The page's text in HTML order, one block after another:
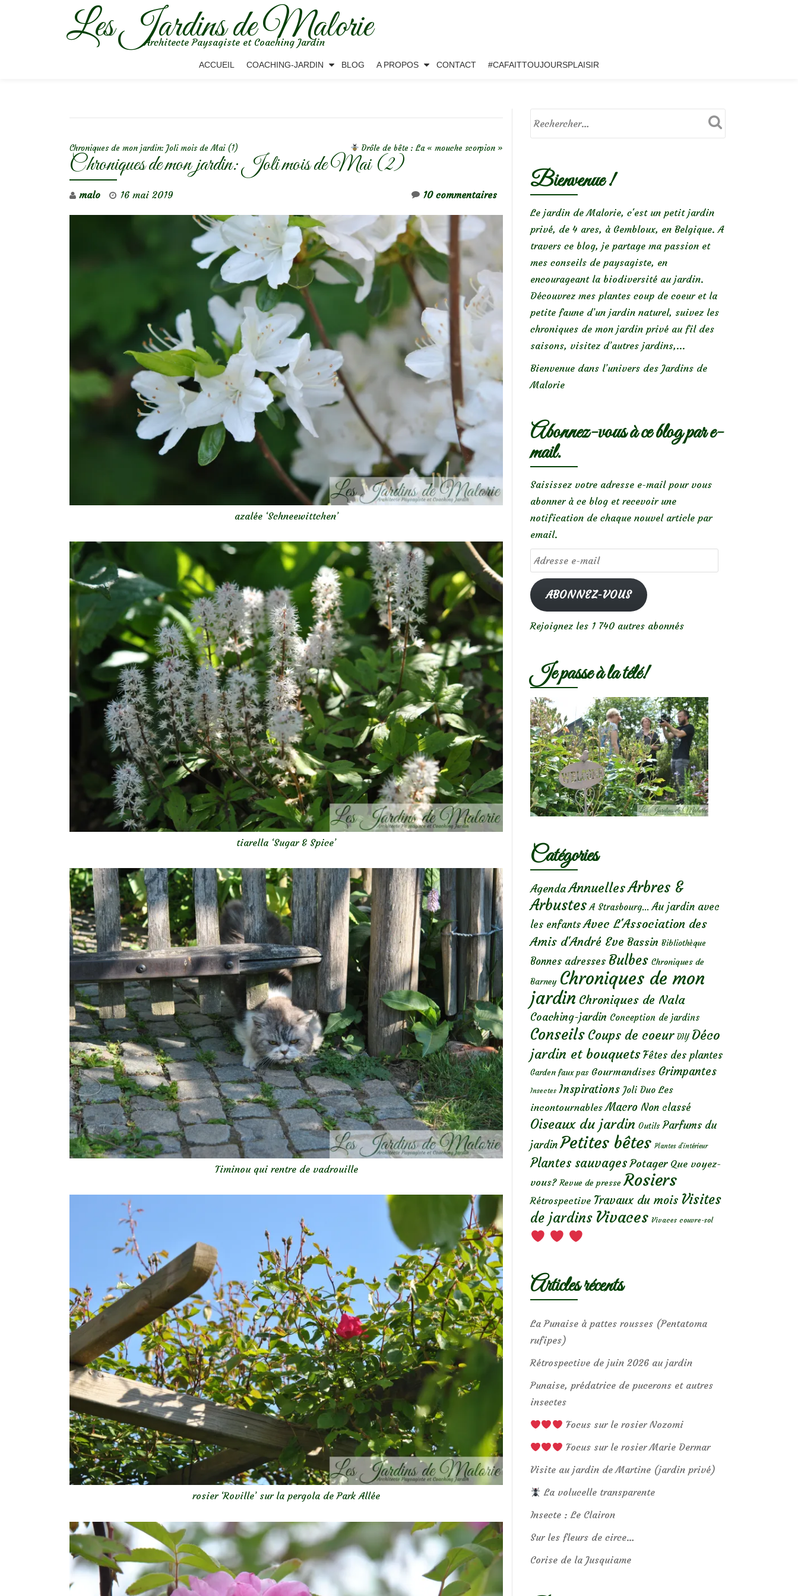
Les Jardins de Malorie
Architecte Paysagiste et Coaching Jardin
ACCUEIL COACHING-JARDIN BLOG A PROPOS CONTACT #CAFAITTOUJOURSPLAISIR
Chroniques de mon jardin: Joli mois de Mai (1) Drôle de bête : La « mouche scorpion »
Chroniques de mon jardin: Joli mois de Mai (2)
malo 16 mai 2019 10 commentaires
azalée ‘Schneewittchen’
tiarella ‘Sugar & Spice’
Timinou qui rentre de vadrouille
rosier ‘Roville’ sur la pergola de Park Allée
Bienvenue !
Le jardin de Malorie, c'est un petit jardin
privé, de 4 ares, à Gembloux, en Belgique. A
travers ce blog, je partage ma passion et
mes conseils de paysagiste, en
encourageant la biodiversité au jardin.
Découvrez mes plantes coup de coeur et la
petite faune d’un jardin naturel, suivez les
chroniques de mon jardin privé au fil des
saisons, visitez d’autres jardins,...
Bienvenue dans l’univers des Jardins de
Malorie
Abonnez-vous à ce blog par e-
mail.
Saisissez votre adresse e-mail pour vous
abonner à ce blog et recevoir une
notification de chaque nouvel article par
email.
Adresse
e-
mailABONNEZ-VOUS
Rejoignez les 1 740 autres abonnés
Je passe à la télé!
Catégories
Agenda AnnuellesArbres &
Arbustes A Strasbourg... Au jardin avec
les enfants Avec L'Association des
Amis d'André Eve Bassin Bibliothèque
Bonnes adresses Bulbes Chroniques de
Barney Chroniques de mon
jardin Chroniques de Nala
Coaching-jardin Conception de jardins
Conseils Coups de coeur DIY Déco
jardin et bouquets Fêtes des plantes
Garden faux pas Gourmandises Grimpantes
Insectes Inspirations Joli Duo Les
incontournables Macro Non classé
Oiseaux du jardin Outils Parfums du
jardin Petites bêtes Plantes d’intérieur
Plantes sauvages Potager Que voyez-
vous? Revue de presse Rosiers
Rétrospective Travaux du mois Visites
de jardins Vivaces Vivaces couvre-sol
Articles récents
La Punaise à pattes rousses (Pentatoma
rufipes)
Rétrospective de juin 2026 au jardin
Punaise, prédatrice de pucerons et autres
insectes
Focus sur le rosier Nozomi
Focus sur le rosier Marie Dermar
Visite au jardin de Martine (jardin privé)
La volucelle transparente
Insecte : Le Clairon
Sur les fleurs de circe…
Corise de la Jusquiame